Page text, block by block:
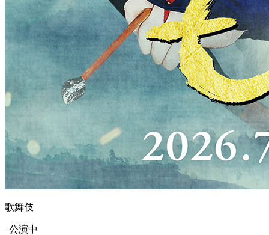
歌舞伎
公演中